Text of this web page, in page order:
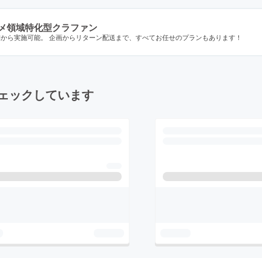
領域特化型クラファン
ら実施可能。 企画からリターン配送まで、すべてお任せのプランもあります！
ックしています